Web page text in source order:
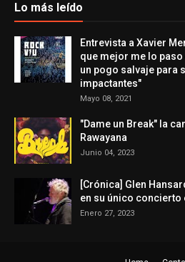
Lo más leído
Entrevista a Xavier
que mejor me lo
un pogo salvaje para
impactantes"
Mayo 08, 2021
"Dame un Break" la
Rawayana
Junio 04, 2023
[Crónica] Glen
en su único concierto
Enero 27, 2023